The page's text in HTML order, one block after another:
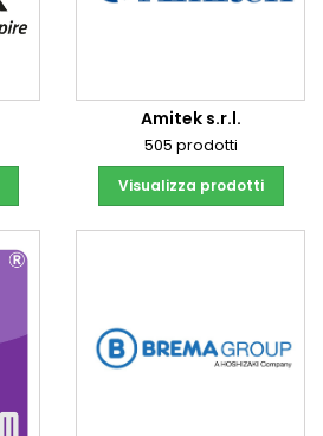
Amitek s.r.l.
505 prodotti
Visualizza prodotti